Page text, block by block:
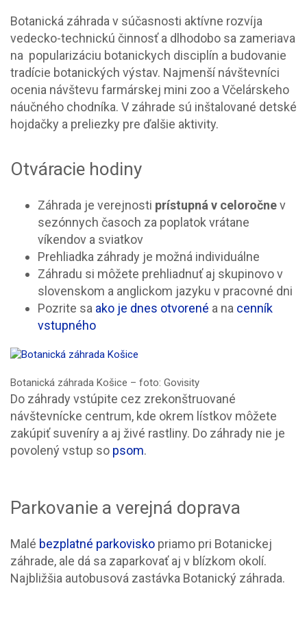
Botanická záhrada v súčasnosti aktívne rozvíja
vedecko-technickú činnosť a dlhodobo sa zameriava
na popularizáciu botanickych disciplín a budovanie
tradície botanických výstav. Najmenší návštevníci
ocenia návštevu farmárskej mini zoo a Včelárskeho
náučného chodníka. V záhrade sú inštalované detské
hojdačky a preliezky pre ďalšie aktivity.
Otváracie hodiny
Záhrada je verejnosti prístupná v celoročnev
sezónnych časoch za poplatok vrátane
víkendov a sviatkov
Prehliadka záhrady je možná individuálne
Záhradu si môžete prehliadnuť aj skupinovo v
slovenskom a anglickom jazyku v pracovné dni
Pozrite sa ako je dnes otvorené a na cenník
vstupného
Botanická záhrada Košice – foto: Govisity
Do záhrady vstúpite cez zrekonštruované
návštevnícke centrum, kde okrem lístkov môžete
zakúpiť suveníry a aj živé rastliny. Do záhrady nie je
povolený vstup so psom.
Parkovanie a verejná doprava
Malé bezplatné parkovisko priamo pri Botanickej
záhrade, ale dá sa zaparkovať aj v blízkom okolí.
Najbližšia autobusová zastávka Botanický záhrada.